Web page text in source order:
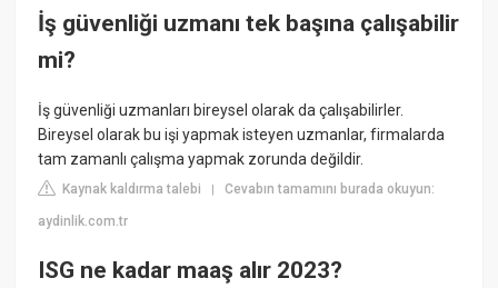
İş güvenliği uzmanı tek başına çalışabilir
mi?
İş güvenliği uzmanları bireysel olarak da çalışabilirler.
Bireysel olarak bu işi yapmak isteyen uzmanlar, firmalarda
tam zamanlı çalışma yapmak zorunda değildir.
Kaynak kaldırma talebi |Cevabın tamamını burada okuyun:
aydinlik.com.tr
ISG ne kadar maaş alır 2023?